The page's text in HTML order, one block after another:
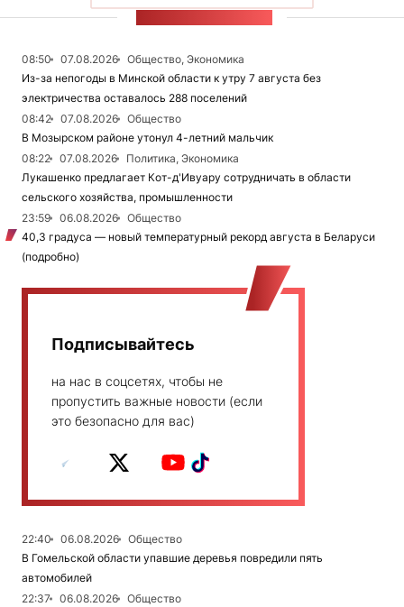
08:50 07.08.2026
Общество, Экономика
Из-за непогоды в Минской области к утру 7 августа без
электричества оставалось 288 поселений
08:42
07.08.2026
Общество
В Мозырском районе утонул 4-летний мальчик
08:22
07.08.2026
Политика, Экономика
Лукашенко предлагает Кот-д'Ивуару сотрудничать в области
сельского хозяйства, промышленности
23:59
06.08.2026
Общество
40,3 градуса — новый температурный рекорд августа в Беларуси
(подробно)
Подписывайтесь
на нас в соцсетях, чтобы не
пропустить важные новости (если
это безопасно для вас)
22:40 06.08.2026
Общество
В Гомельской области упавшие деревья повредили пять
автомобилей
22:37
06.08.2026
Общество